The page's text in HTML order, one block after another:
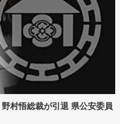
村悟総裁が引退 県公安委員